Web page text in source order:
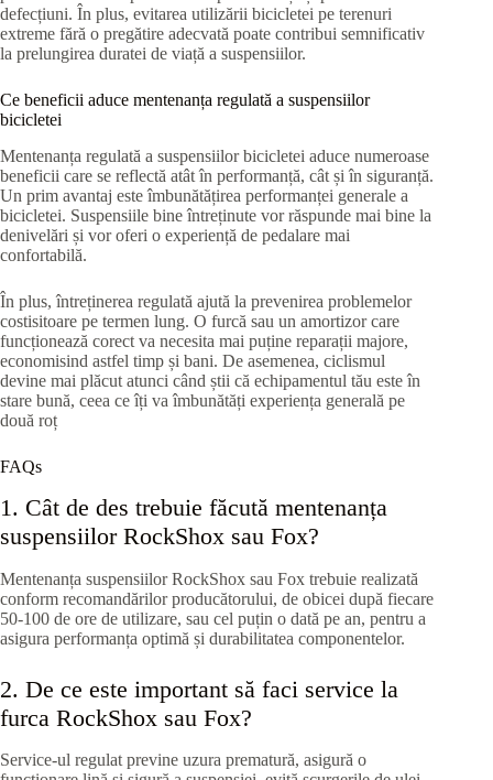
defecțiuni. În plus, evitarea utilizării bicicletei pe terenuri
extreme fără o pregătire adecvată poate contribui semnificativ
la prelungirea duratei de viață a suspensiilor.
Ce beneficii aduce mentenanța regulată a suspensiilor
bicicletei
Mentenanța regulată a suspensiilor bicicletei aduce numeroase
beneficii care se reflectă atât în performanță, cât și în siguranță.
Un prim avantaj este îmbunătățirea performanței generale a
bicicletei. Suspensiile bine întreținute vor răspunde mai bine la
denivelări și vor oferi o experiență de pedalare mai
confortabilă.
În plus, întreținerea regulată ajută la prevenirea problemelor
costisitoare pe termen lung. O furcă sau un amortizor care
funcționează corect va necesita mai puține reparații majore,
economisind astfel timp și bani. De asemenea, ciclismul
devine mai plăcut atunci când știi că echipamentul tău este în
stare bună, ceea ce îți va îmbunătăți experiența generală pe
două roț
FAQs
1. Cât de des trebuie făcută mentenanța
suspensiilor RockShox sau Fox?
Mentenanța suspensiilor RockShox sau Fox trebuie realizată
conform recomandărilor producătorului, de obicei după fiecare
50-100 de ore de utilizare, sau cel puțin o dată pe an, pentru a
asigura performanța optimă și durabilitatea componentelor.
2. De ce este important să faci service la
furca RockShox sau Fox?
Service-ul regulat previne uzura prematură, asigură o